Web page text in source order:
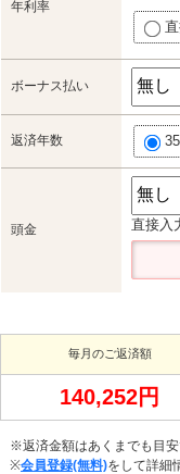
年利率
ボーナス払い
返済年数
頭金 直接入
毎月のご返済額
140,252円
※返済金額はあくまでも目安
※会員登録(無料)をして詳細